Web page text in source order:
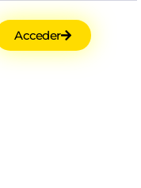
Acceder